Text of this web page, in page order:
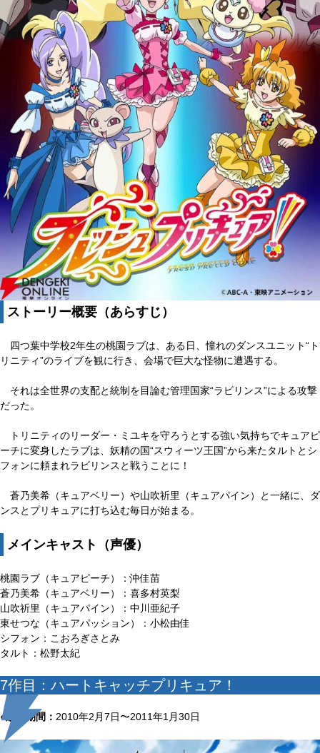
ストーリー概要（あらすじ）
四つ葉中学校2年生の桃園ラブは、ある日、憧れのダンスユニット“ト
リニティ”のライブを観に行き、会場で巨大な怪物に遭遇する。
それは全世界の支配と統制を目論む管理国家“ラビリンス”による攻撃
だった。
トリニティのリーダー・ミユキを守ろうとする強い気持ちでキュアピ
ーチに変身したラブは、妖精の国“スウィーツ王国”から来たタルトとシ
フォンに頼まれラビリンスと戦うことに！
蒼乃美希（キュアベリー）や山吹祈里（キュアパイン）と一緒に、ダ
ンスとプリキュアに打ち込む毎日が始まる。
メインキャスト（声優）
桃園ラブ（キュアピーチ）：沖佳苗
蒼乃美希（キュアベリー）：喜多村英梨
山吹祈里（キュアパイン）：中川亜紀子
東せつな（キュアパッション）：小松由佳
シフォン：こおろぎさとみ
タルト：松野太紀
7作目：ハートキャッチプリキュア！
●放送期間： 2010年2月7日〜2011年1月30日